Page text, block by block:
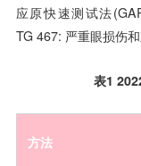
应原快速测试法
TG 467: 严重眼损伤
表1
方法